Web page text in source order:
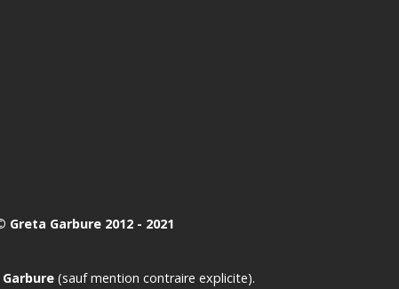
Garbure 2012 - 2021
(sauf mention contraire explicite).